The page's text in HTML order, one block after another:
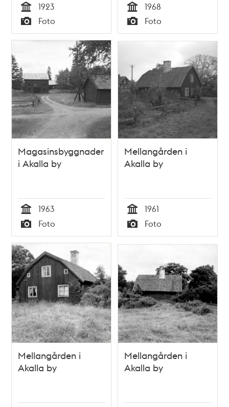
Tid
1923
Typ
Foto Tid
1968
Typ
Foto
Magasinsbyggnader
i Akalla by
Tid
1963
Typ
Foto
Mellangården i
Akalla by
Tid
1961
Typ
Foto
Mellangården i
Akalla by
Mellangården i
Akalla by